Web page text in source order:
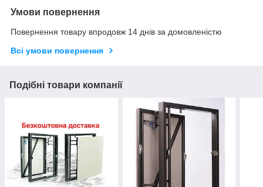
Умови повернення
Повернення товару впродовж 14 днів за домовленістю
Всі умови повернення
Подібні товари компанії